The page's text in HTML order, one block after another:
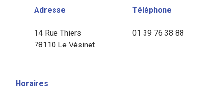
Adresse
14 Rue Thiers
78110 Le Vésinet
Téléphone
01 39 76 38 88
Horaires